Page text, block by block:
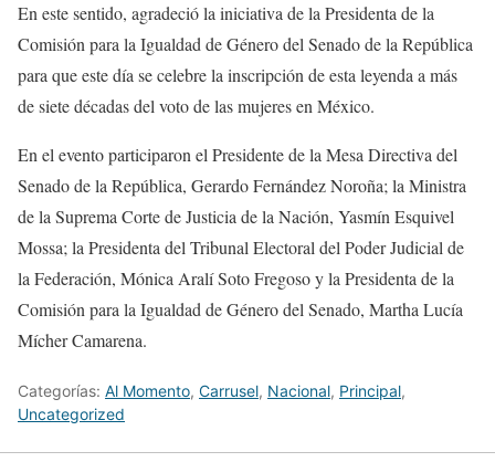
En este sentido, agradeció la iniciativa de la Presidenta de la
Comisión para la Igualdad de Género del Senado de la República
para que este día se celebre la inscripción de esta leyenda a más
de siete décadas del voto de las mujeres en México.
En el evento participaron el Presidente de la Mesa Directiva del
Senado de la República, Gerardo Fernández Noroña; la Ministra
de la Suprema Corte de Justicia de la Nación, Yasmín Esquivel
Mossa; la Presidenta del Tribunal Electoral del Poder Judicial de
la Federación, Mónica Aralí Soto Fregoso y la Presidenta de la
Comisión para la Igualdad de Género del Senado, Martha Lucía
Mícher Camarena.
Categorías: Al Momento, Carrusel, Nacional, Principal,
Uncategorized